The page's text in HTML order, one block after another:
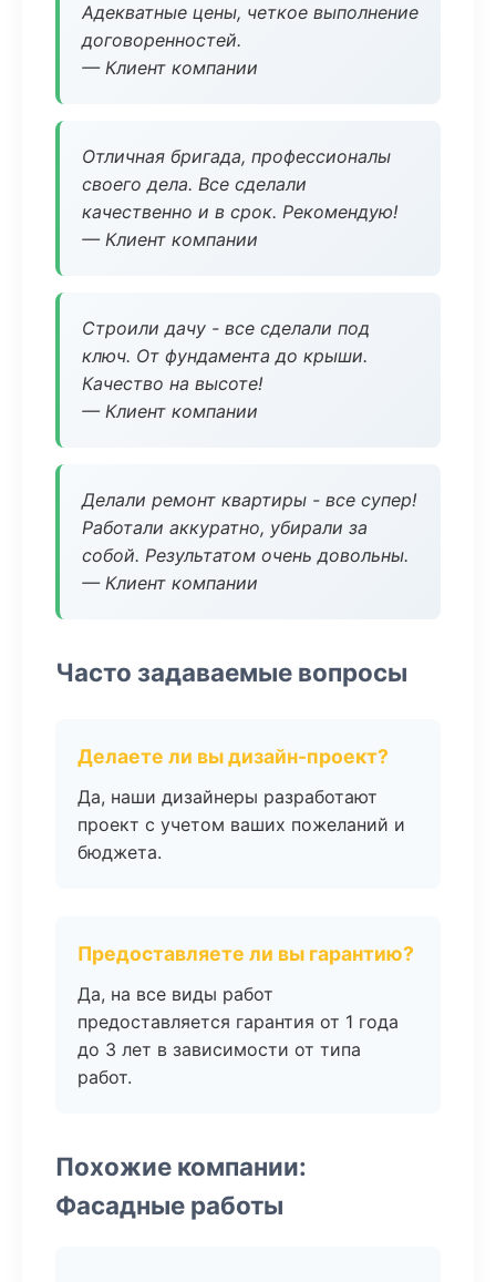
Адекватные цены, четкое выполнение
договоренностей.
— Клиент компании
Отличная бригада, профессионалы
своего дела. Все сделали
качественно и в срок. Рекомендую!
— Клиент компании
Строили дачу - все сделали под
ключ. От фундамента до крыши.
Качество на высоте!
— Клиент компании
Делали ремонт квартиры - все супер!
Работали аккуратно, убирали за
собой. Результатом очень довольны.
— Клиент компании
Часто задаваемые вопросы
Делаете ли вы дизайн-проект?
Да, наши дизайнеры разработают
проект с учетом ваших пожеланий и
бюджета.
Предоставляете ли вы гарантию?
Да, на все виды работ
предоставляется гарантия от 1 года
до 3 лет в зависимости от типа
работ.
Похожие компании:
Фасадные работы